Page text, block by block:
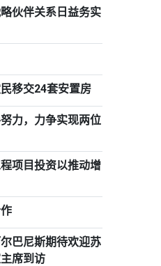
伙伴关系日益务实
移交24套安置房
力，力争实现两位
项目投资以推动增
巴尼斯期待欢迎苏
席到访